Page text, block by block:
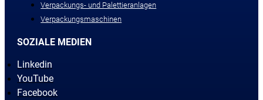
Verpackungs- und Palettieranlagen
Verpackungsmaschinen
SOZIALE MEDIEN
Linkedin
YouTube
Facebook